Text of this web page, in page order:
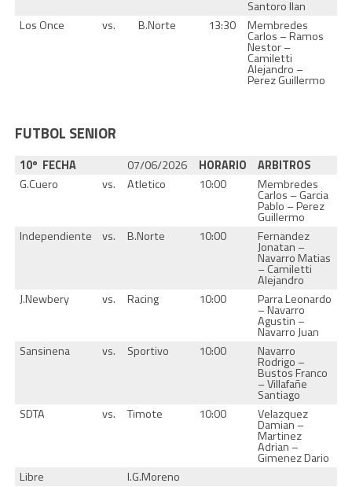
Santoro Ilan
Los Once
vs. B.Norte 13:30 Membredes
Carlos – Ramos
Nestor –
Camiletti
Alejandro –
Perez Guillermo
FUTBOL SENIOR
10º FECHA 07/06/2026 HORARIO
ARBITROS
G.Cuero
vs. Atletico 10:00 Membredes
Carlos – Garcia
Pablo – Perez
Guillermo
Independiente
vs. B.Norte 10:00 Fernandez
Jonatan –
Navarro Matias
– Camiletti
Alejandro
J.Newbery
vs. Racing 10:00 Parra Leonardo
– Navarro
Agustin –
Navarro Juan
Sansinena
vs. Sportivo 10:00 Navarro
Rodrigo –
Bustos Franco
– Villafañe
Santiago
SDTA
vs. Timote 10:00 Velazquez
Damian –
Martinez
Adrian –
Gimenez Dario
Libre
I.G.Moreno